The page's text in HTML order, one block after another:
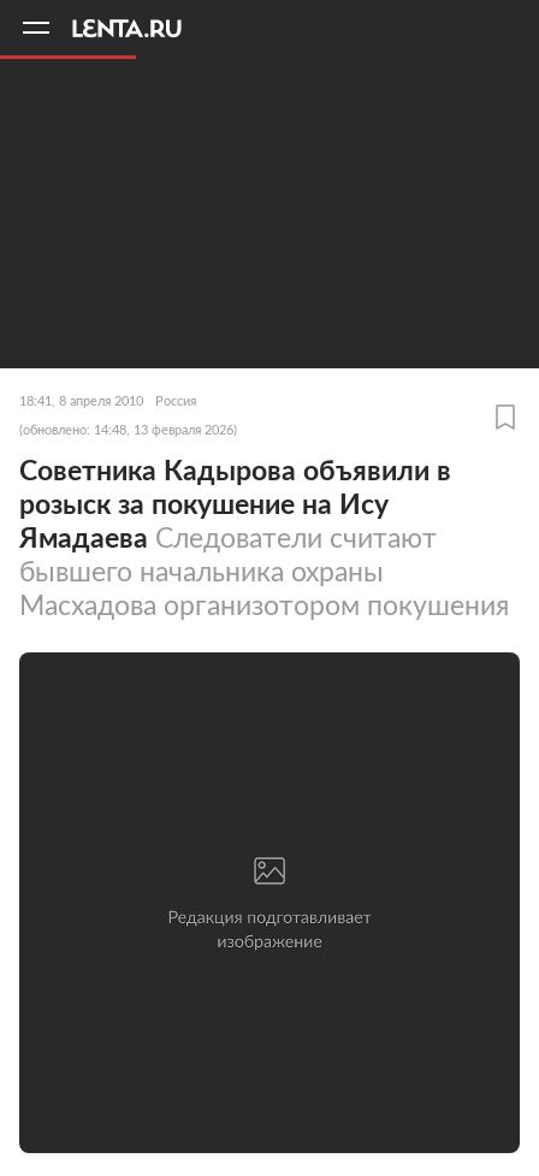
18:41, 8 апреля 2010 Россия
(обновлено: 14:48, 13 февраля 2026)
Cоветника Кадырова объявили в
розыск за покушение на Ису
Ямадаева Следователи считают
бывшего начальника охраны
Масхадова организотором покушения